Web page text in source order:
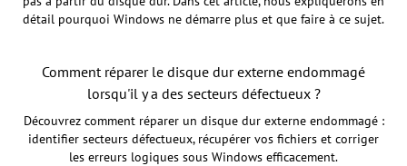
détail pourquoi Windows ne démarre plus et que faire à ce sujet.
Comment réparer le disque dur externe endommagé
lorsqu'il y a des secteurs défectueux ?
Découvrez comment réparer un disque dur externe endommagé :
identifier secteurs défectueux, récupérer vos fichiers et corriger
les erreurs logiques sous Windows efficacement.